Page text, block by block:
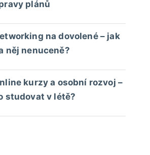
plánů
na dovolené – jak
něj nenuceně?
kurzy a osobní rozvoj –
studovat v létě?